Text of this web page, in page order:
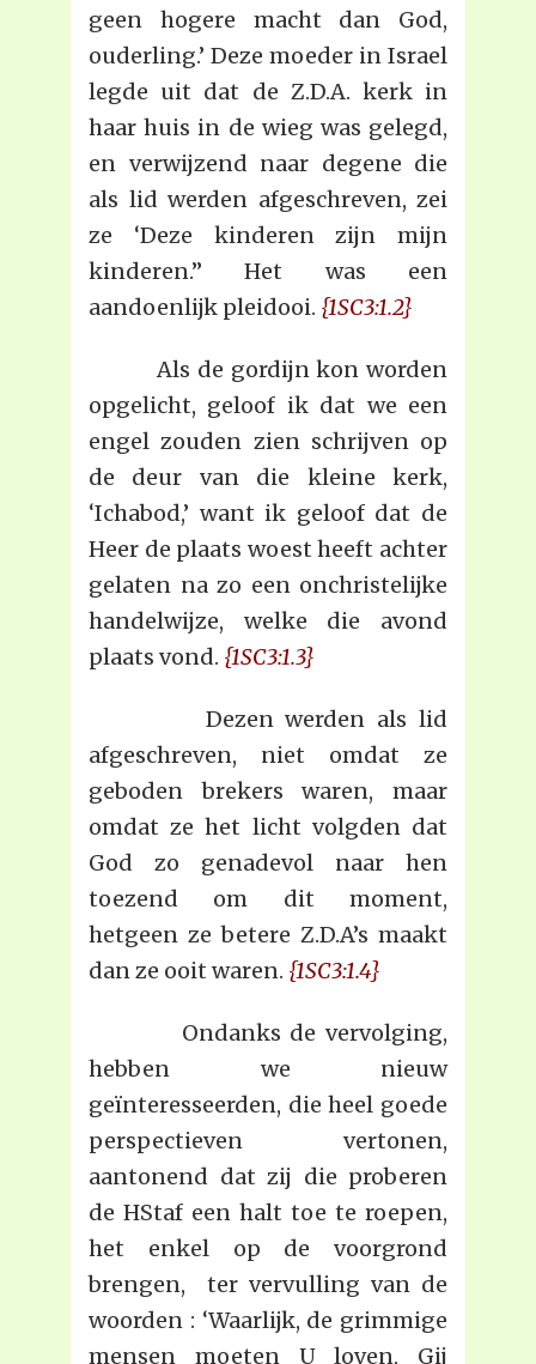
geen hogere macht dan God,
ouderling.’ Deze moeder in Israel
legde uit dat de Z.D.A. kerk in
haar huis in de wieg was gelegd,
en verwijzend naar degene die
als lid werden afgeschreven, zei
ze ‘Deze kinderen zijn mijn
kinderen.” Het was een
aandoenlijk pleidooi. {1SC3:1.2}
Als de gordijn kon worden
opgelicht, geloof ik dat we een
engel zouden zien schrijven op
de deur van die kleine kerk,
‘Ichabod,’ want ik geloof dat de
Heer de plaats woest heeft achter
gelaten na zo een onchristelijke
handelwijze, welke die avond
plaats vond. {1SC3:1.3}
Dezen werden als lid
afgeschreven, niet omdat ze
geboden brekers waren, maar
omdat ze het licht volgden dat
God zo genadevol naar hen
toezend om dit moment,
hetgeen ze betere Z.D.A’s maakt
dan ze ooit waren. {1SC3:1.4}
Ondanks de vervolging,
hebben we nieuw
geïnteresseerden, die heel goede
perspectieven vertonen,
aantonend dat zij die proberen
de HStaf een halt toe te roepen,
het enkel op de voorgrond
brengen, ter vervulling van de
woorden : ‘Waarlijk, de grimmige
mensen moeten U loven, Gij